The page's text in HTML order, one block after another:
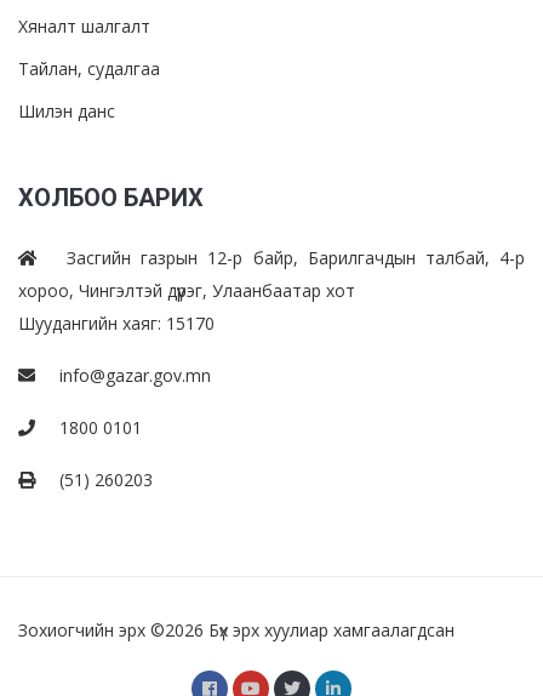
Хяналт шалгалт
Тайлан, судалгаа
Шилэн данс
ХОЛБОО БАРИХ
Засгийн газрын 12-р байр, Барилгачдын талбай, 4-р
хороо, Чингэлтэй дүүрэг, Улаанбаатар хот
Шуудангийн хаяг: 15170
info@gazar.gov.mn
1800 0101
(51) 260203
Зохиогчийн эрх ©2026 Бүх эрх хуулиар хамгаалагдсан